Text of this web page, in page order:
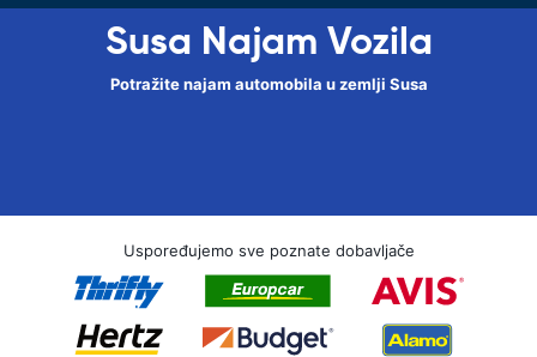
Susa Najam Vozila
Potražite najam automobila u zemlji Susa
Uspoređujemo sve poznate dobavljače